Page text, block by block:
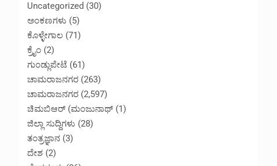
Uncategorized (30)
ಅಂಕಣಗಳು (5)
ಕೊಳ್ಳೇಗಾಲ (71)
ಕ್ರೈಂ (2)
ಗುಂಡ್ಲುಪೇಟೆ (61)
ಚಾಮರಾಜನಗರ (263)
ಚಾಮರಾಜನಗರ (2,597)
ಚಿಮಬಿಆರ್ (ಮಂಜುನಾಥ್ (1)
ಜಿಲ್ಲಾ ಸುದ್ದಿಗಳು (28)
ತಂತ್ರಜ್ಞಾನ (3)
ದೇಶ (2)